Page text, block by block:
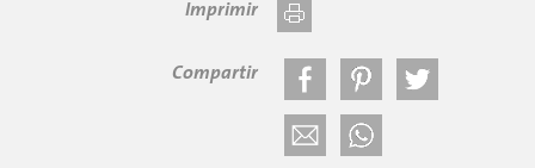
Imprimir
Compartir